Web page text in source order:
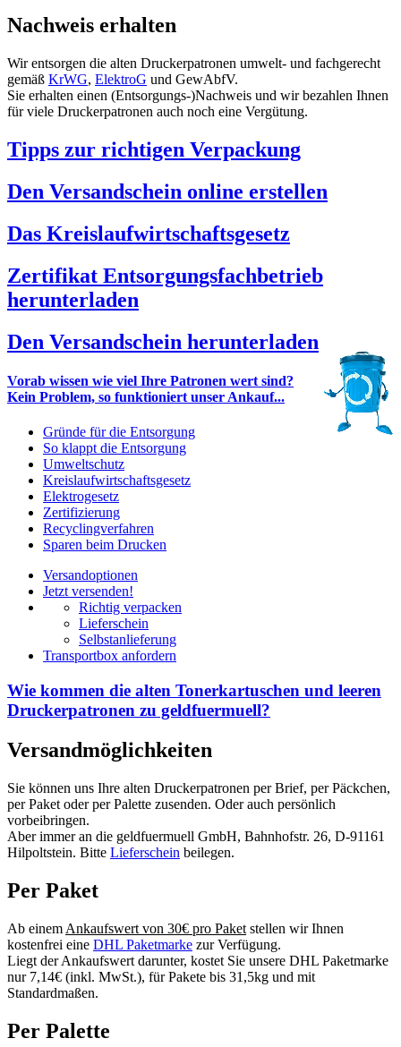
Nachweis erhalten
Wir entsorgen die alten Druckerpatronen umwelt- und fachgerecht
gemäß KrWG, ElektroG und GewAbfV.
Sie erhalten einen (Entsorgungs-)Nachweis und wir bezahlen Ihnen
für viele Druckerpatronen auch noch eine Vergütung.
Tipps zur richtigen Verpackung
Den Versandschein online erstellen
Das Kreislaufwirtschaftsgesetz
Zertifikat Entsorgungsfachbetrieb
herunterladen
Den Versandschein herunterladen
Vorab wissen wie viel Ihre Patronen wert sind?
Kein Problem, so funktioniert unser Ankauf...
Gründe für die Entsorgung
So klappt die Entsorgung
Umweltschutz
Kreislaufwirtschaftsgesetz
Elektrogesetz
Zertifizierung
Recyclingverfahren
Sparen beim Drucken
Versandoptionen
Jetzt versenden!
Richtig verpacken
Lieferschein
Selbstanlieferung
Transportbox anfordern
Wie kommen die alten Tonerkartuschen und leeren
Druckerpatronen zu geldfuermuell?
Versandmöglichkeiten
Sie können uns Ihre alten Druckerpatronen per Brief, per Päckchen,
per Paket oder per Palette zusenden. Oder auch persönlich
vorbeibringen.
Aber immer an die geldfuermuell GmbH, Bahnhofstr. 26, D-91161
Hilpoltstein. Bitte Lieferschein beilegen.
Per Paket
Ab einem Ankaufswert von 30€ pro Paket stellen wir Ihnen
kostenfrei eine DHL Paketmarke zur Verfügung.
Liegt der Ankaufswert darunter, kostet Sie unsere DHL Paketmarke
nur 7,14€ (inkl. MwSt.), für Pakete bis 31,5kg und mit
Standardmaßen.
Per Palette